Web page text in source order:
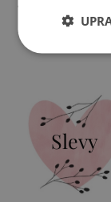
Váha
Slevy